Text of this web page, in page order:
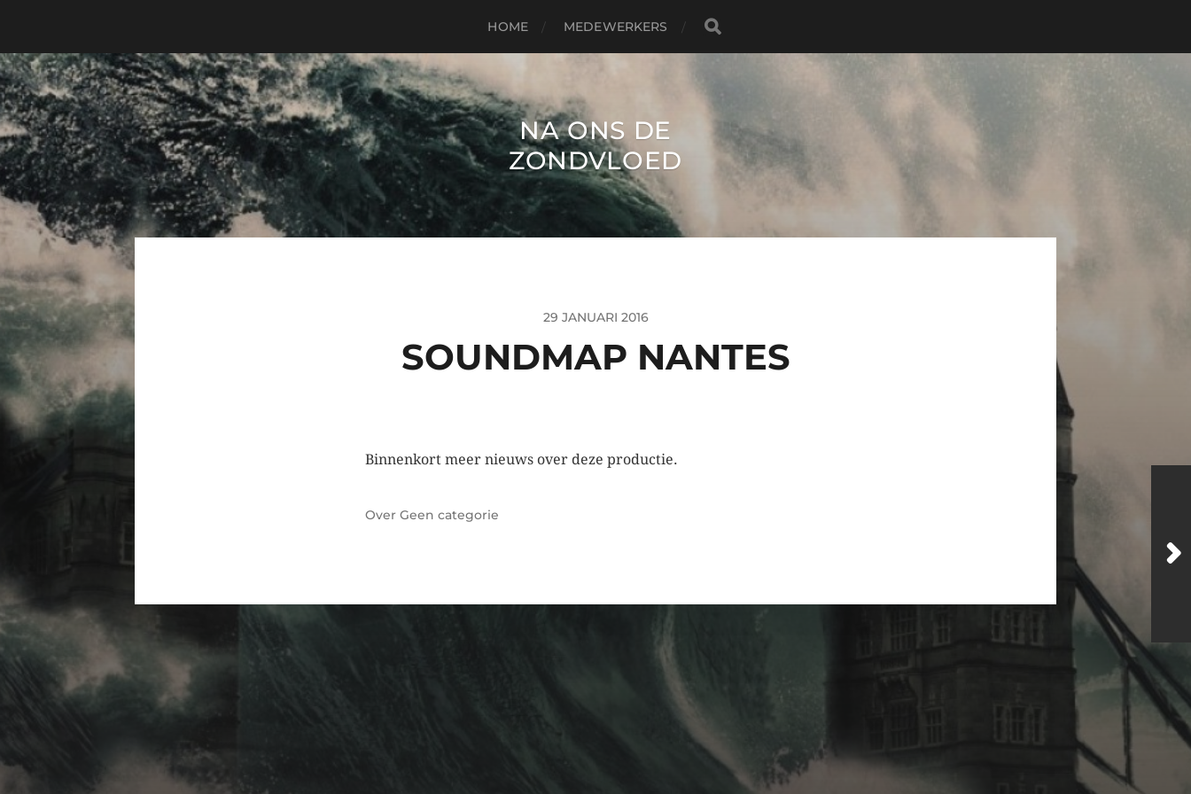
HOME MEDEWERKERS
NA ONS DE
ZONDVLOED
29 JANUARI 2016
SOUNDMAP NANTES
Binnenkort meer nieuws over deze productie.
Over Geen categorie